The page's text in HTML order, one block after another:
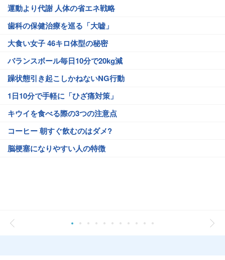
運動より代謝 人体の省エネ戦略
歯科の保健治療を巡る「大嘘」
大食い女子 46キロ体型の秘密
バランスボール毎日10分で20kg減
躁状態引き起こしかねないNG行動
1日10分で手軽に「ひざ痛対策」
キウイを食べる際の3つの注意点
コーヒー 朝すぐ飲むのはダメ?
脳梗塞になりやすい人の特徴